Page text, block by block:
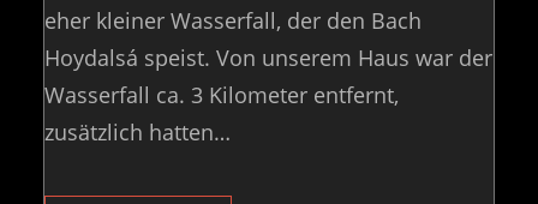
eher kleiner Wasserfall, der den Bach
Hoydalsá speist. Von unserem Haus war der
Wasserfall ca. 3 Kilometer entfernt,
zusätzlich hatten…